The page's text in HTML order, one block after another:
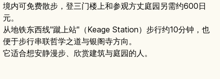
境内可免费散步，登三门楼上和参观方丈庭园另需约600日
元。
从地铁东西线"蹴上站"（Keage Station）步行约10分钟，也
便于步行串联哲学之道与银阁寺方向。
它适合想安静漫步、欣赏建筑与庭园的人。